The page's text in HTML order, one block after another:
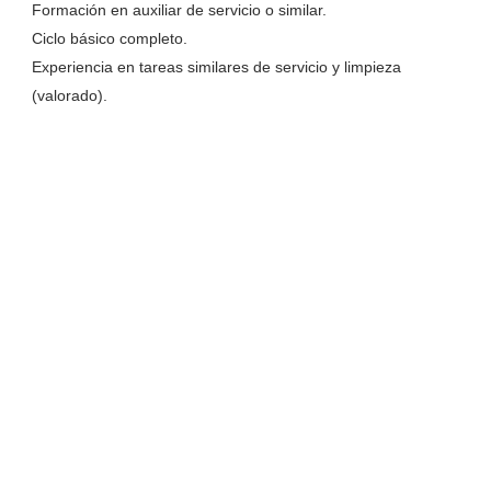
Formación en auxiliar de servicio o similar.
Ciclo básico completo.
Experiencia en tareas similares de servicio y limpieza
(valorado).